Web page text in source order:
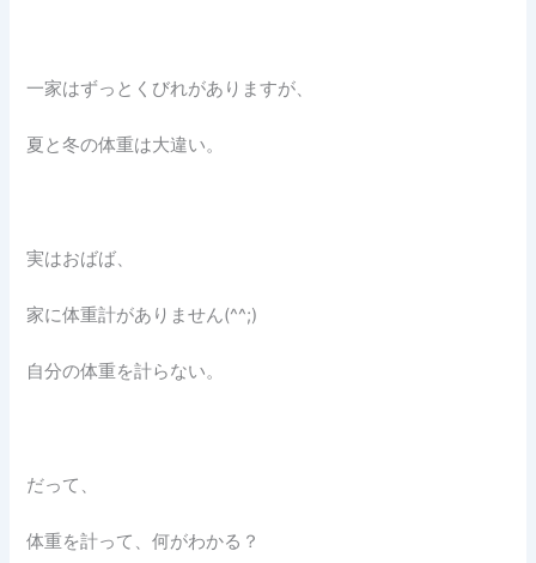
一家はずっとくびれがありますが、
夏と冬の体重は大違い。
実はおばば、
家に体重計がありません(^^;)
自分の体重を計らない。
だって、
体重を計って、何がわかる？